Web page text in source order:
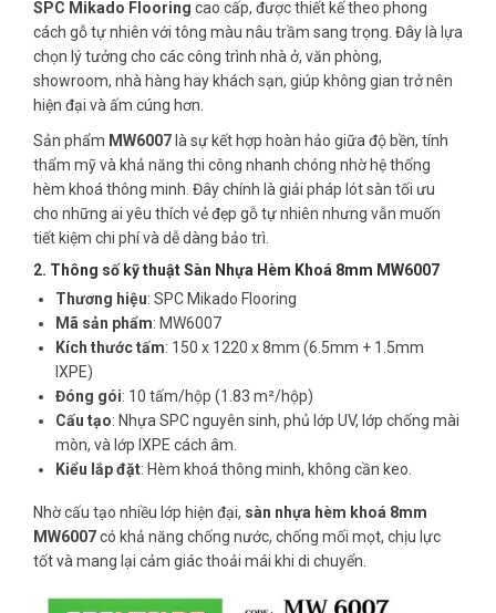
SPC Mikado Flooring cao cấp, được thiết kế theo phong
cách gỗ tự nhiên với tông màu nâu trầm sang trọng. Đây là lựa
chọn lý tưởng cho các công trình nhà ở, văn phòng,
showroom, nhà hàng hay khách sạn, giúp không gian trở nên
hiện đại và ấm cúng hơn.
Sản phẩm MW6007 là sự kết hợp hoàn hảo giữa độ bền, tính
thẩm mỹ và khả năng thi công nhanh chóng nhờ hệ thống
hèm khoá thông minh. Đây chính là giải pháp lót sàn tối ưu
cho những ai yêu thích vẻ đẹp gỗ tự nhiên nhưng vẫn muốn
tiết kiệm chi phí và dễ dàng bảo trì.
2. Thông số kỹ thuật Sàn Nhựa Hèm Khoá 8mm MW6007
Thương hiệu: SPC Mikado Flooring
Mã sản phẩm: MW6007
Kích thước tấm: 150 x 1220 x 8mm (6.5mm + 1.5mm
IXPE)
Đóng gói: 10 tấm/hộp (1.83 m²/hộp)
Cấu tạo: Nhựa SPC nguyên sinh, phủ lớp UV, lớp chống mài
mòn, và lớp IXPE cách âm.
Kiểu lắp đặt: Hèm khoá thông minh, không cần keo.
Nhờ cấu tạo nhiều lớp hiện đại, sàn nhựa hèm khoá 8mm
MW6007có khả năng chống nước, chống mối mọt, chịu lực
tốt và mang lại cảm giác thoải mái khi di chuyển.